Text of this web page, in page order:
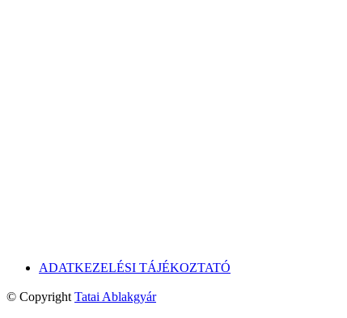
ADATKEZELÉSI TÁJÉKOZTATÓ
© Copyright Tatai Ablakgyár